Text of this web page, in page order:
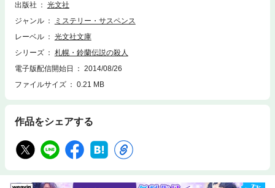
出版社
光文社
ジャンル
ミステリー・サスペンス
レーベル
光文社文庫
シリーズ
札幌・鈴蘭伝説の殺人
電子版配信開始日
2014/08/26
ファイルサイズ
0.21 MB
作品をシェアする